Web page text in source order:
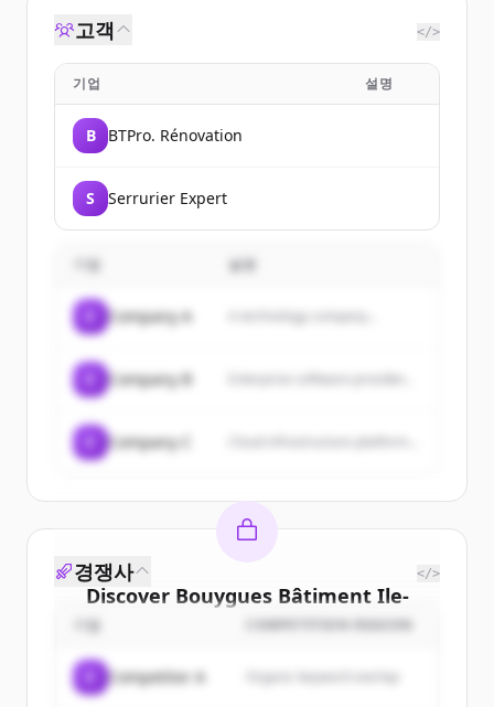
고객 </>
기업 설명
B BTPro. Rénovation
S Serrurier Expert
기업 설명
Company A A technology company...
Company B
Company C
Discover Bouygues Bâtiment Ile-
customers
Sign up for free to view all
ofBouygues Bâtiment Ile-de-France.
경쟁사 </>
기업 COMPETITION REASON
Competitor A Organic keyword overlap